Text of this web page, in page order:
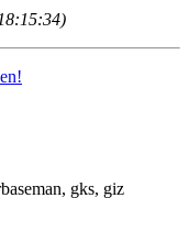
, gks, giz